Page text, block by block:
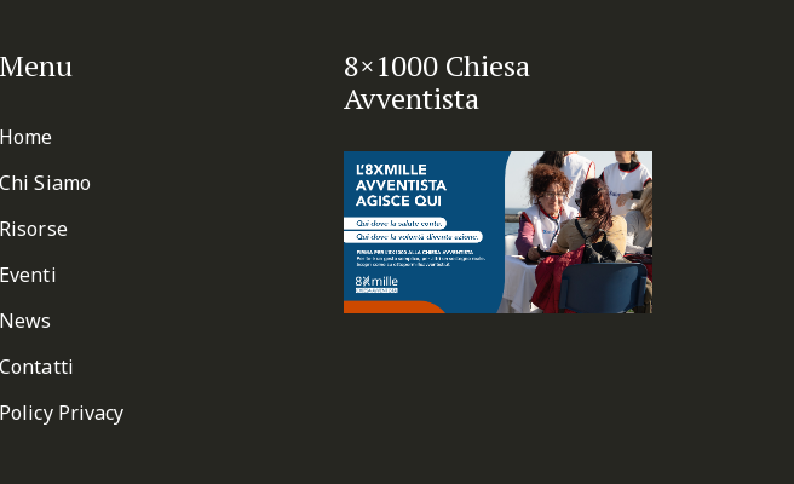
Menu
Home
Chi Siamo
Risorse
Eventi
News
Contatti
Policy Privacy
8×1000 Chiesa
Avventista